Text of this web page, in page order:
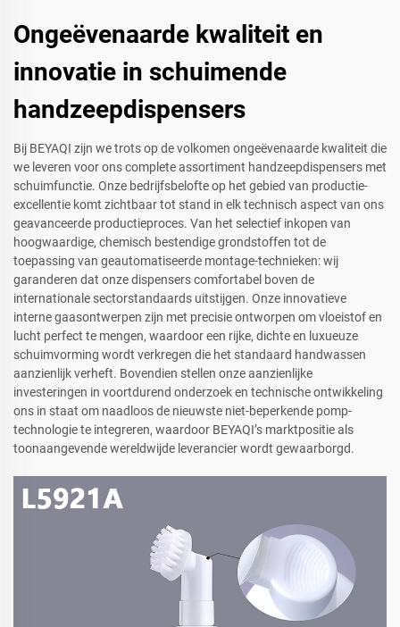
Ongeëvenaarde kwaliteit en
innovatie in schuimende
handzeepdispensers
Bij BEYAQI zijn we trots op de volkomen ongeëvenaarde kwaliteit die
we leveren voor ons complete assortiment handzeepdispensers met
schuimfunctie. Onze bedrijfsbelofte op het gebied van productie-
excellentie komt zichtbaar tot stand in elk technisch aspect van ons
geavanceerde productieproces. Van het selectief inkopen van
hoogwaardige, chemisch bestendige grondstoffen tot de
toepassing van geautomatiseerde montage-technieken: wij
garanderen dat onze dispensers comfortabel boven de
internationale sectorstandaards uitstijgen. Onze innovatieve
interne gaasontwerpen zijn met precisie ontworpen om vloeistof en
lucht perfect te mengen, waardoor een rijke, dichte en luxueuze
schuimvorming wordt verkregen die het standaard handwassen
aanzienlijk verheft. Bovendien stellen onze aanzienlijke
investeringen in voortdurend onderzoek en technische ontwikkeling
ons in staat om naadloos de nieuwste niet-beperkende pomp-
technologie te integreren, waardoor BEYAQI’s marktpositie als
toonaangevende wereldwijde leverancier wordt gewaarborgd.